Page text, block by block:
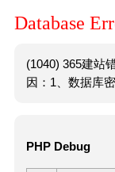
Database
(1040) 365建站
因：1、数据库
PHP Debug